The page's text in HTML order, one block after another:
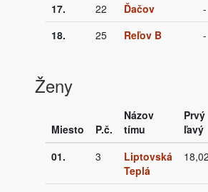
17. 22 Ďačov -
18.
25 Reľov B -
Ženy
Miesto P.č.
Názov
tímu
Prvý
ľavý
01.
3
Liptovská
Teplá
18,02